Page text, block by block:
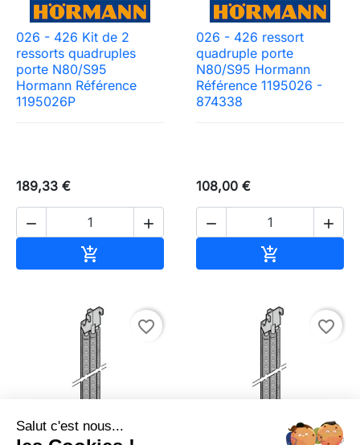
026 - 426 Kit de 2
ressorts quadruples
porte N80/S95
Hormann Référence
1195026P
189,33 €
 

026 - 426 ressort
quadruple porte
N80/S95 Hormann
Référence 1195026 -
874338
108,00 €
 

favorite_border

favorite_border